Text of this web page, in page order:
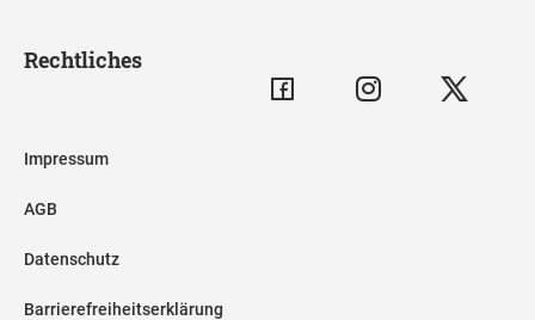
Rechtliches
Impressum
AGB
Datenschutz
Barrierefreiheitserklärung